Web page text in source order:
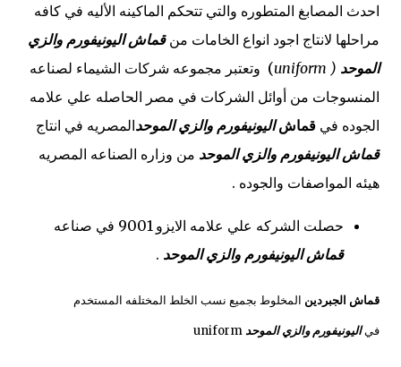
احدث المصابغ المتطوره والتي تتحكم الماكينه الأليه في كافه
مراحلها لانتاج اجود انواع الخامات من قماش اليونيفورم والزي
الموحد (
uniform
) وتعتبر مجموعه شركات الشيماء لصناعه
المنسوجات من أوائل الشركات في مصر الحاصله علي علامه
الجوده في قماشاليونيفورم والزي الموحدالمصريه في انتاج
قماش اليونيفورم والزي الموحد من وزاره الصناعه المصريه
هيئه المواصفات والجوده .
حصلت الشركه علي علامه الايزو 9001 في صناعه
قماش اليونيفورم والزي الموحد .
قماش الجبردين المخلوط بجميع نسب الخلط المختلفه المستخدم
فياليونيفورم والزي الموحد